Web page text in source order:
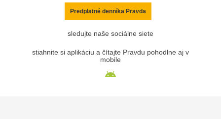
Predplatné denníka Pravda
sledujte naše sociálne siete
stiahnite si aplikáciu a čítajte Pravdu pohodlne aj v
mobile